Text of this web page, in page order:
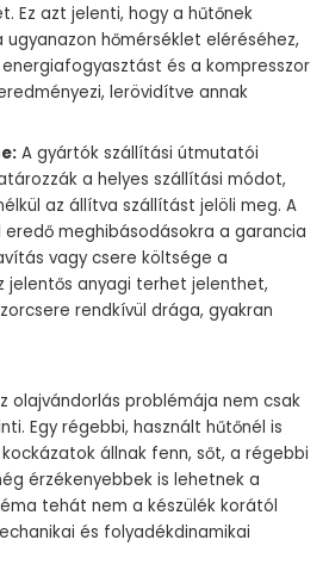
Ez azt jelenti, hogy a hűtőnek
hőmérséklet eléréséhez,
és a kompresszor
lerövidítve annak
A gyártók szállítási útmutatói
a helyes szállítási módot,
az állítva szállítást jelöli meg. A
meghibásodásokra a garancia
vagy csere költsége a
jelentős anyagi terhet jelenthet,
rendkívül drága, gyakran
olajvándorlás problémája nem csak
Egy régebbi, használt hűtőnél is
állnak fenn, sőt, a régebbi
érzékenyebbek is lehetnek a
tehát nem a készülék korától
és folyadékdinamikai